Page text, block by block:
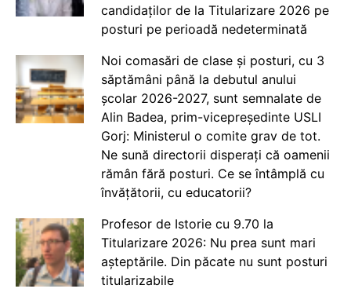
candidaților de la Titularizare 2026 pe
posturi pe perioadă nedeterminată
Noi comasări de clase și posturi, cu 3
săptămâni până la debutul anului
școlar 2026-2027, sunt semnalate de
Alin Badea, prim-vicepreședinte USLI
Gorj: Ministerul o comite grav de tot.
Ne sună directorii disperați că oamenii
rămân fără posturi. Ce se întâmplă cu
învățătorii, cu educatorii?
Profesor de Istorie cu 9.70 la
Titularizare 2026: Nu prea sunt mari
așteptările. Din păcate nu sunt posturi
titularizabile